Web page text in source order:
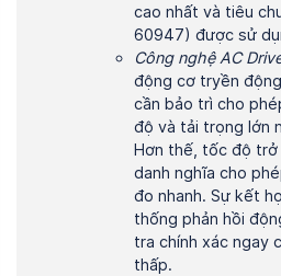
cao nhất và tiêu
60947) được sử
Công nghệ AC
động cơ tryền
cần bảo trì cho
độ và tải trọng lớn
Hơn thế, tốc độ
danh nghĩa cho
đo nhanh. Sự kết
thống phản hồi
tra chính xác ngay
thấp.